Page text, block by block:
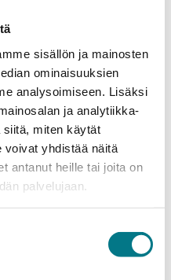
sisällön ja mainosten
ominaisuuksien
analysoimiseen. Lisäksi
ja analytiikka-
siitä, miten käytät
voivat yhdistää näitä
antanut heille tai joita on
palvelujaan.